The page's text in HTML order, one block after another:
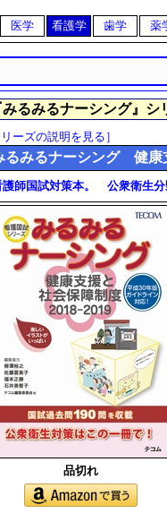
医学 看護学 歯学 薬
みるみるナーシング』シ
リーズの説明を見る］
るみるナーシング 健康
護師国試対策本。 公衆衛生分
品切れ